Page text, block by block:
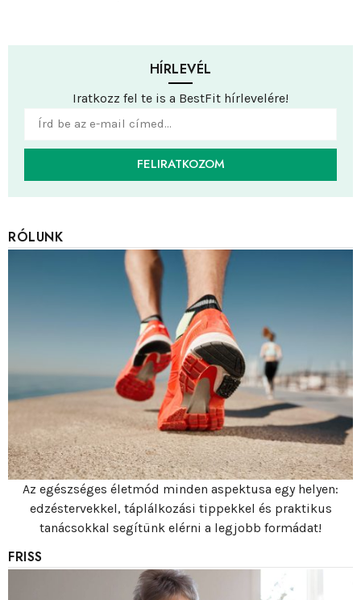
HÍRLEVÉL
Iratkozz fel te is a BestFit hírlevelére!
FELIRATKOZOM
RÓLUNK
Az egészséges életmód minden aspektusa egy helyen:
edzéstervekkel, táplálkozási tippekkel és praktikus
tanácsokkal segítünk elérni a legjobb formádat!
FRISS